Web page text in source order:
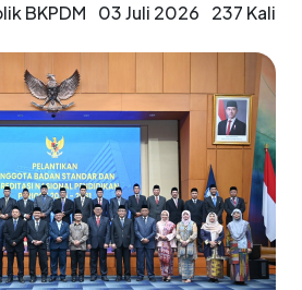
BKPDM
03 Juli 2026
237 Kali